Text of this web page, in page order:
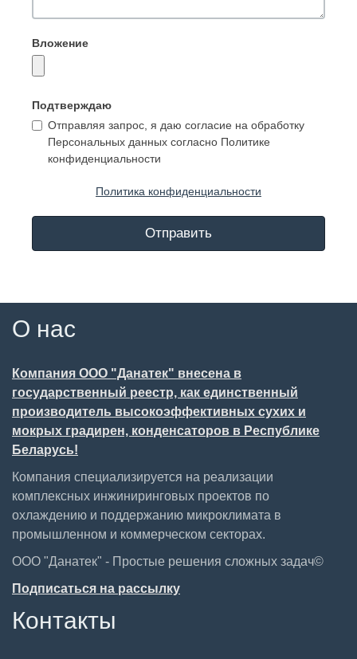
Вложение
Подтверждаю
Отправляя запрос, я даю согласие на обработку
Персональных данных согласно Политике
конфиденциальности
Политика конфиденциальности
Отправить
О нас
Компания ООО "Данатек" внесена в
государственный реестр, как единственный
производитель высокоэффективных сухих и
мокрых градирен, конденсаторов в Республике
Беларусь!
Компания специализируется на реализации
комплексных инжиниринговых проектов по
охлаждению и поддержанию микроклимата в
промышленном и коммерческом секторах.
ООО "Данатек" - Простые решения сложных задач©
Подписаться на рассылку
Контакты